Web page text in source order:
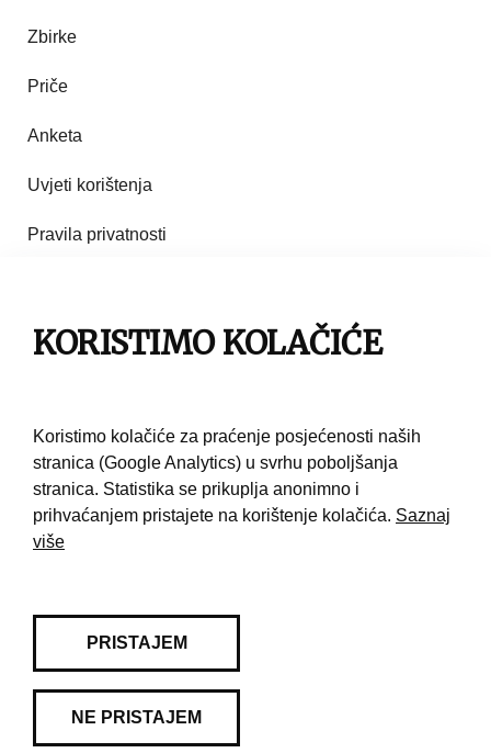
Zbirke
Priče
Anketa
Uvjeti korištenja
Pravila privatnosti
Pravila korištenja
KORISTIMO KOLAČIĆE
Koristimo kolačiće za praćenje posjećenosti naših
stranica (Google Analytics) u svrhu poboljšanja
stranica. Statistika se prikuplja anonimno i
prihvaćanjem pristajete na korištenje kolačića. Saznaj
više
PRISTAJEM
NE PRISTAJEM